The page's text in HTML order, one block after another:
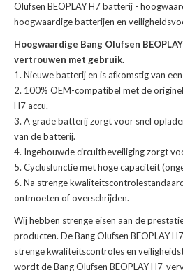
Olufsen BEOPLAY H7 batterij -
hoogwaardige batterijen en
Hoogwaardige Bang Olufsen
vertrouwen met gebruik.
Nieuwe batterij en is afkomstig van
100% OEM-compatibel met de
H7 accu.
A grade batterij zorgt voor snel
van de batterij.
Ingebouwde circuitbeveiliging zorgt
Cyclusfunctie met hoge capaciteit
Na strenge
ontmoeten of overschrijden.
Wij hebben strenge eisen aan de
producten. DeBang Olufsen BEOPLAY
strenge kwaliteitscontroles en
wordt deBang Olufsen BEOPLAY H7-